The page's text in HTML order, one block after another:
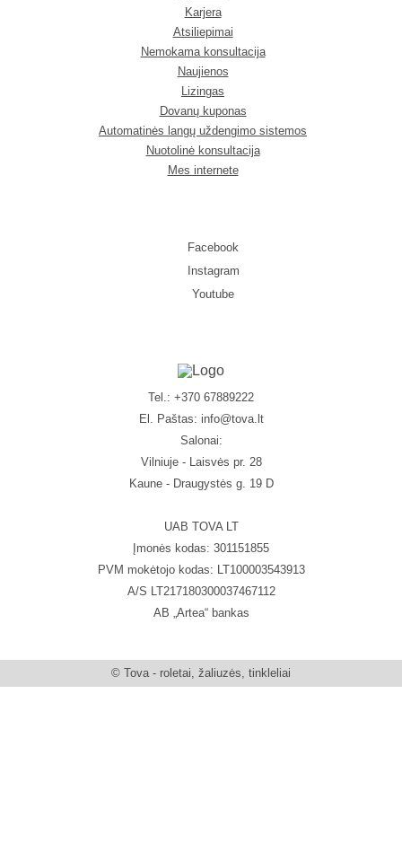
Karjera
Atsiliepimai
Nemokama konsultacija
Naujienos
Lizingas
Dovanų kuponas
Automatinės langų uždengimo sistemos
Nuotolinė konsultacija
Mes internete
Facebook
Instagram
Youtube
Tel.: +370 67889222
El. Paštas: info@tova.lt
Salonai:
Vilniuje - Laisvės pr. 28
Kaune - Draugystės g. 19 D
UAB TOVA LT
Įmonės kodas: 301151855
PVM mokėtojo kodas: LT100003543913
A/S LT217180300037467112
AB „Artea“ bankas
© Tova - roletai, žaliuzės, tinkleliai